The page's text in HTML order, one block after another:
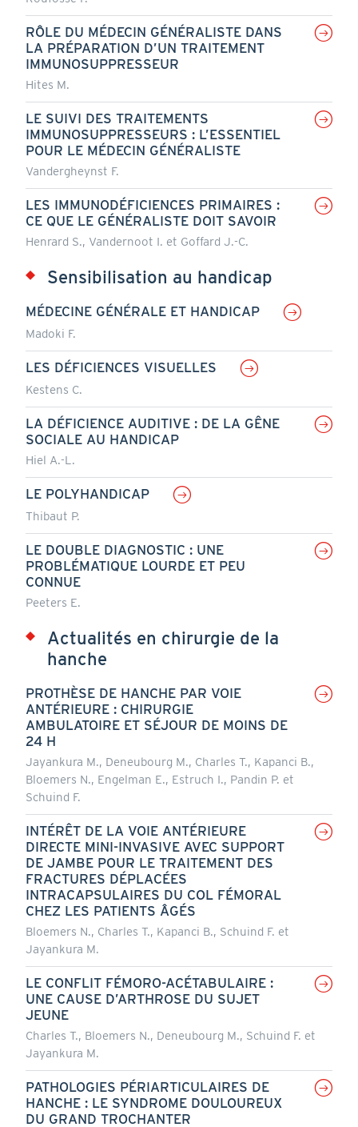
RÔLE DU MÉDECIN GÉNÉRALISTE DANS
LA PRÉPARATION D’UN TRAITEMENT
IMMUNOSUPPRESSEUR
Hites M.
LE SUIVI DES TRAITEMENTS
IMMUNOSUPPRESSEURS : L’ESSENTIEL
POUR LE MÉDECIN GÉNÉRALISTE
Vandergheynst F.
LES IMMUNODÉFICIENCES PRIMAIRES :
CE QUE LE GÉNÉRALISTE DOIT SAVOIR
Henrard S., Vandernoot I. et Goffard J.-C.
Sensibilisation au handicap
MÉDECINE GÉNÉRALE ET HANDICAP
Madoki F.
LES DÉFICIENCES VISUELLES
Kestens C.
LA DÉFICIENCE AUDITIVE : DE LA GÊNE
SOCIALE AU HANDICAP
Hiel A.-L.
LE POLYHANDICAP
Thibaut P.
LE DOUBLE DIAGNOSTIC : UNE
PROBLÉMATIQUE LOURDE ET PEU
CONNUE
Peeters E.
Actualités en chirurgie de la
hanche
PROTHÈSE DE HANCHE PAR VOIE
ANTÉRIEURE : CHIRURGIE
AMBULATOIRE ET SÉJOUR DE MOINS DE
24 H
Jayankura M., Deneubourg M., Charles T., Kapanci B.,
Bloemers N., Engelman E., Estruch I., Pandin P. et
Schuind F.
INTÉRÊT DE LA VOIE ANTÉRIEURE
DIRECTE MINI-INVASIVE AVEC SUPPORT
DE JAMBE POUR LE TRAITEMENT DES
FRACTURES DÉPLACÉES
INTRACAPSULAIRES DU COL FÉMORAL
CHEZ LES PATIENTS ÂGÉS
Bloemers N., Charles T., Kapanci B., Schuind F. et
Jayankura M.
LE CONFLIT FÉMORO-ACÉTABULAIRE :
UNE CAUSE D’ARTHROSE DU SUJET
JEUNE
Charles T., Bloemers N., Deneubourg M., Schuind F. et
Jayankura M.
PATHOLOGIES PÉRIARTICULAIRES DE
HANCHE : LE SYNDROME DOULOUREUX
DU GRAND TROCHANTER